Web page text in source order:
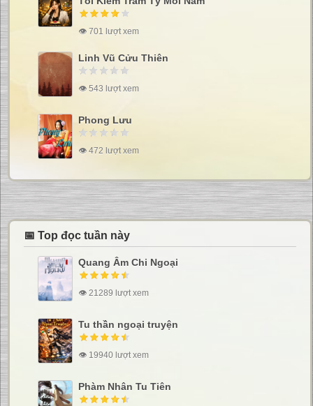
👁 701 lượt xem
Linh Vũ Cửu Thiên
👁 543 lượt xem
Phong Lưu
👁 472 lượt xem
📅 Top đọc tuần này
Quang Âm Chi Ngoại
👁 21289 lượt xem
Tu thần ngoại truyện
👁 19940 lượt xem
Phàm Nhân Tu Tiên